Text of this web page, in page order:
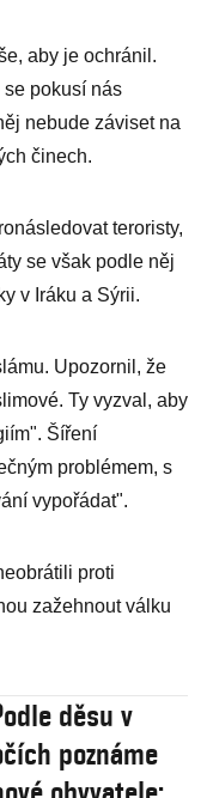
aby je ochránil.
pokusí nás
nebude záviset na
činech.
teroristy,
se však podle něj
v Iráku a Sýrii.
Upozornil, že
Ty vyzval, aby
Šíření
problémem, s
vypořádat".
proti
zažehnout válku
děsu v
poznáme